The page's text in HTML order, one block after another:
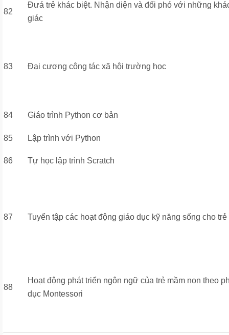
82
Đưá trẻ khác biệt. Nhận diện và đối phó với những
giác
83 Đại cương công tác xã hội trường học
84 Giáo trình Python cơ bản
85 Lập trình với Python
86 Tự học lập trình Scratch
87 Tuyển tập các hoạt động giáo dục kỹ năng sống cho
88
Hoạt động phát triển ngôn ngữ của trẻ mầm non theo
dục Montessori